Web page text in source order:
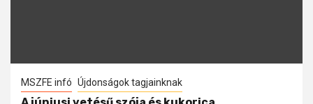
MSZFE infó Újdonságok tagjainknak